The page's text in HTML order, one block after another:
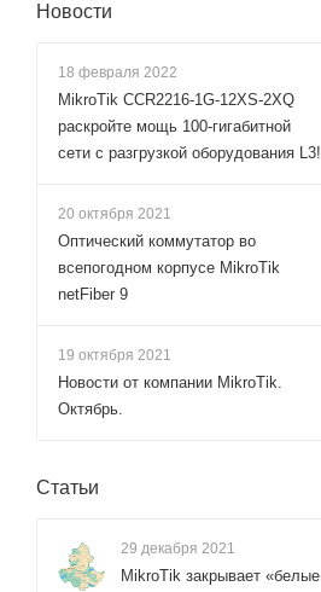
Новости
18 февраля 2022
MikroTik CCR2216-1G-12XS-2XQ
раскройте мощь 100-гигабитной
сети с разгрузкой оборудования L3!
20 октября 2021
Оптический коммутатор во
всепогодном корпусе MikroTik
netFiber 9
19 октября 2021
Новости от компании MikroTik.
Октябрь.
Статьи
29 декабря 2021
MikroTik закрывает «белые